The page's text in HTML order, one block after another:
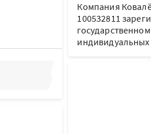
Компания
100532811